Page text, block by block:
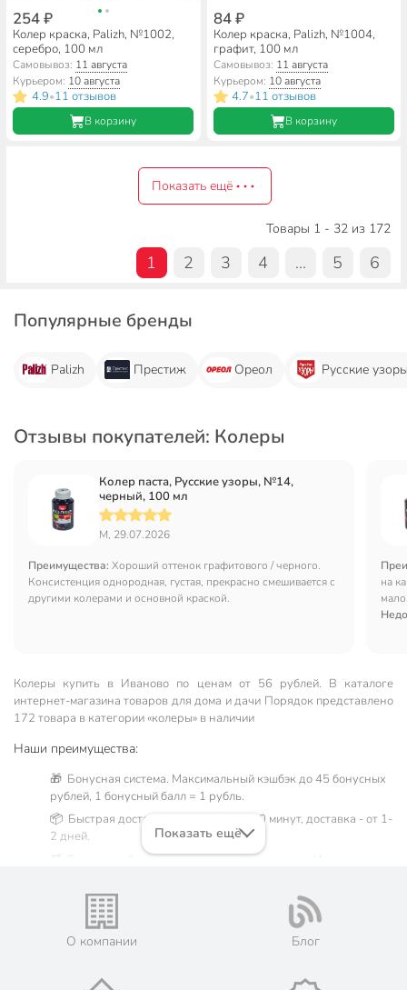
254 ₽
Колер краска, Palizh, №1002,
серебро, 100 мл
Самовывоз: 11 августа
Курьером: 10 августа
4.9•11 отзывов
В корзину
84 ₽
Колер краска, Palizh, №1004,
графит, 100 мл
Самовывоз: 11 августа
Курьером: 10 августа
4.7•11 отзывов
В корзину
Показать ещё
Товары 1 - 32 из 172
1 2 3 4 ... 5 6
Популярные бренды
Palizh Престиж Ореол Русские
Отзывы покупателей: Колеры
Колер паста, Русские узоры, №14,
черный, 100 мл
М, 29.07.2026
Преимущества: Хороший оттенок графитового / черного.
Консистенция однородная, густая, прекрасно смешивается с
другими колерами и основной краской.
на
Колеры купить в Иваново по ценам от 56 рублей. В каталоге
интернет-магазина товаров для дома и дачи Порядок представлено
172 товара в категории «колеры» в наличии
Наши преимущества:
🎁 Бонусная система. Максимальный кэшбэк до 45 бонусных
рублей, 1 бонусный балл = 1 рубль.
📦 Быстрая доставка. Самовывоз от 60 минут, доставка - от 1-
2 дней.
🛒 Бесплатный самовывоз из магазинов города Иваново.
его онлайн на официальном сайте сети магазинов Порядок.
Мы предлагаем бесплатную курьерскую доставку для товара
«колеры» при заказе от 3000 рублей в такие города, как:
Вичуга, Иваново, Кинешма, Китово, Комсомольск, Лежнево,
Владимир.
Показать ещё
О компании Блог